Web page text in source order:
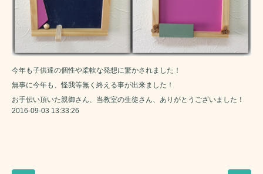
今年も子供達の個性や柔軟な発想に驚かされました！
無事に今年も、怪我等無く終える事が出来ました！
お手伝い頂いた親御さん、当教室の生徒さん、ありがとうございました！
2016-09-03 13:33:26